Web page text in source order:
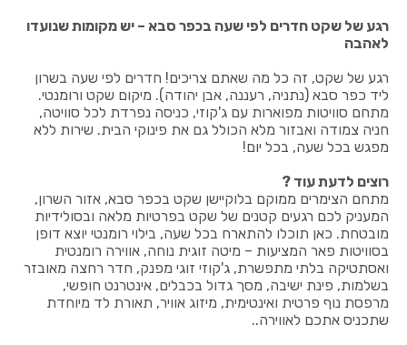
רגע של שקט חדרים לפי שעה בכפר סבא – יש מקומות שנועדו
לאהבה
רגע של שקט, זה כל מה שאתם צריכים! חדרים לפי שעה בשרון
ליד כפר סבא (נתניה, רעננה, אבן יהודה). מיקום שקט ורומנטי.
מתחם סוויטות מפוארות עם ג'קוזי, כניסה נפרדת לכל סוויטה,
חניה צמודה ואבזור מלא הכולל גם את פינוקי הבית. שירות ללא
מפגש בכל שעה, בכל יום!
רוצים לדעת עוד ?
מתחם הצימרים ממוקם בלוקיישן שקט בכפר סבא, אזור השרון,
המעניק לכם רגעים קטנים של שקט בפרטיות מלאה ובסולידיות
מובטחת. כאן תוכלו להתארח בכל שעה, בילוי רומנטי יוצא דופן
בסוויטות פאר המציעות – מיטה זוגית נוחה, אווירה רומנטית
ואסתטיקה בלתי מתפשרת, ג'קוזי זוגי מפנק, חדר רחצה מאובזר
בשלמות, פינת ישיבה, מסך גדול בכבלים, אינטרנט חופשי,
מרפסת נוף פרטית ואינטימית, מיזוג אוויר, תאורת לד מיוחדת
שתכניס אתכם לאווירה..